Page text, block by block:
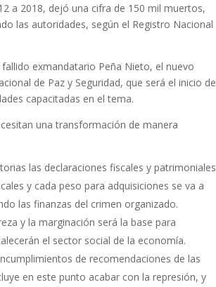
a 2018, dejó una cifra de 150 mil muertos,
las autoridades, según el Registro Nacional
exmandatario Peña Nieto, el nuevo
de Paz y Seguridad, que será el inicio de
capacitadas en el tema.
una transformación de manera
las declaraciones fiscales y patrimoniales
y cada peso para adquisiciones se va a
las finanzas del crimen organizado.
y la marginación será la base para
el sector social de la economía.
de recomendaciones de las
en este punto acabar con la represión, y